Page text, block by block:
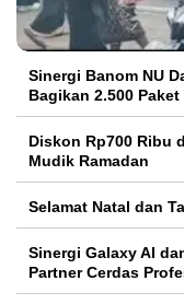
Sinergi Banom NU
Bagikan 2.500
Diskon Rp700 Ribu
Mudik Ramadan
Selamat Natal dan
Sinergi Galaxy AI
Partner Cerdas